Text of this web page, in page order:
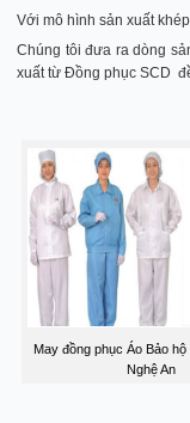
Với mô hình sản xuất
Chúng tôi đưa ra dòng
xuất từ Đồng phục SCD
May đồng phục Áo Bảo hộ
Nghệ An